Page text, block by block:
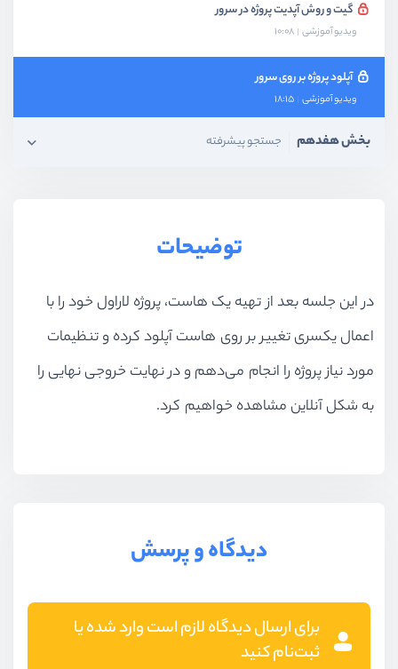
گیت و روش آپدیت پروژه در سرور
ویدیو آموزشی 10:08
آپلود پروژه بر روی سرور
ویدیو آموزشی 18:15
بخش هفدهم جستجو پیشرفته
توضیحات
در این جلسه بعد از تهیه یک هاست، پروژه لاراول خود را با
اعمال یکسری تغییر بر روی هاست آپلود کرده و تنظیمات
مورد نیاز پروژه را انجام می‌دهم و در نهایت خروجی نهایی را
به شکل آنلاین مشاهده خواهیم کرد.
دیدگاه و پرسش
برای ارسال دیدگاه لازم است وارد شده یا
ثبت‌نام کنید